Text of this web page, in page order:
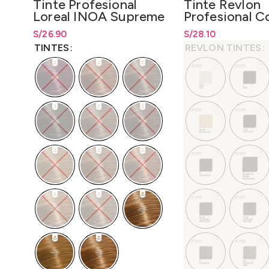
Tinte Profesional
Loreal INOA Supreme
60gr. -LO3000N3
S/26.90
Rango de precios: desde
S/26.90hasta
TINTES
Tinte Revlon
Profesional
Excel 70 ml.
S/28.10
Rango de precios:
hastaS/28.10
REVLON TINTES